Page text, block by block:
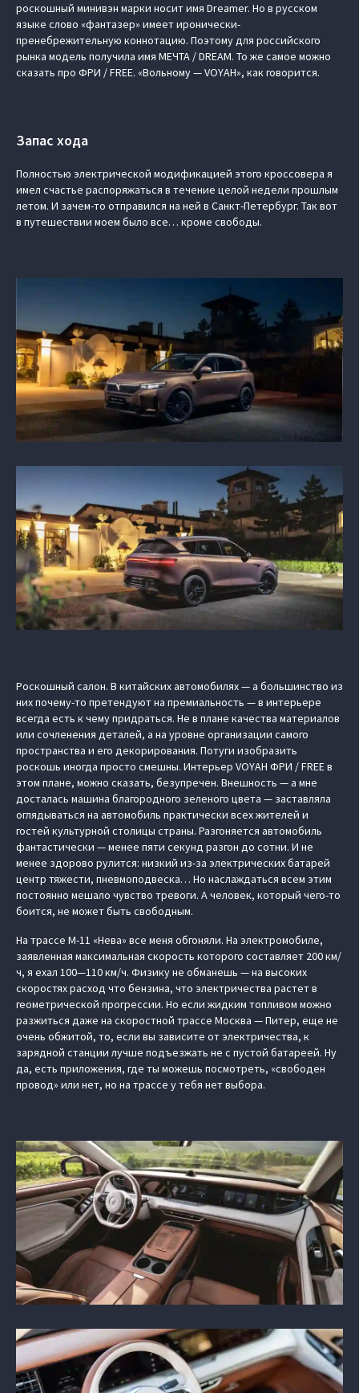
роскошный минивэн марки носит имя Dreamer. Но в русском
языке слово «фантазер» имеет иронически-
пренебрежительную коннотацию. Поэтому для российского
рынка модель получила имя МЕЧТА / DREAM. То же самое можно
сказать про ФРИ / FREE. «Вольному — VOYAH», как говорится.
Запас хода
Полностью электрической модификацией этого кроссовера я
имел счастье распоряжаться в течение целой недели прошлым
летом. И зачем-то отправился на ней в Санкт-Петербург. Так вот
в путешествии моем было все… кроме свободы.
Роскошный салон. В китайских автомобилях — а большинство из
них почему-то претендуют на премиальность — в интерьере
всегда есть к чему придраться. Не в плане качества материалов
или сочленения деталей, а на уровне организации самого
пространства и его декорирования. Потуги изобразить
роскошь иногда просто смешны. Интерьер VOYAH ФРИ / FREEв
этом плане, можно сказать, безупречен. Внешность — а мне
досталась машина благородного зеленого цвета — заставляла
оглядываться на автомобиль практически всех жителей и
гостей культурной столицы страны. Разгоняется автомобиль
фантастически — менее пяти секунд разгон до сотни. И не
менее здорово рулится: низкий из-за электрических батарей
центр тяжести, пневмоподвеска… Но наслаждаться всем этим
постоянно мешало чувство тревоги. А человек, который чего-то
боится, не может быть свободным.
На трассе М-11 «Нева» все меня обгоняли. На электромобиле,
заявленная максимальная скорость которого составляет 200 км/
ч, я ехал 100—110 км/ч. Физику не обманешь — на высоких
скоростях расход что бензина, что электричества растет в
геометрической прогрессии. Но если жидким топливом можно
разжиться даже на скоростной трассе Москва — Питер, еще не
очень обжитой, то, если вы зависите от электричества, к
зарядной станции лучше подъезжать не с пустой батареей. Ну
да, есть приложения, где ты можешь посмотреть, «свободен
провод» или нет, но на трассе у тебя нет выбора.